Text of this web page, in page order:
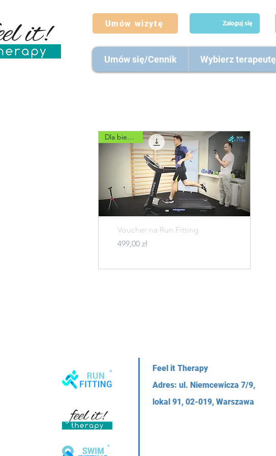
Umów wizytę Zaloguj się
Umów się/Cennik Wybierz terapeutę
Podgląd
Dla biegaczy
Voucher na Run Fitting
Cena
499,00 zł
Feel it Therapy
Adres: ul. Niemcewicza 7/9,
lokal 91, 02-019, Warszawa